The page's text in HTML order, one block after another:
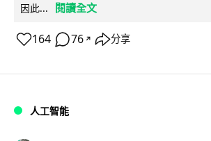
因此...
閱讀全文
164 76 ↗ 分享
人工智能